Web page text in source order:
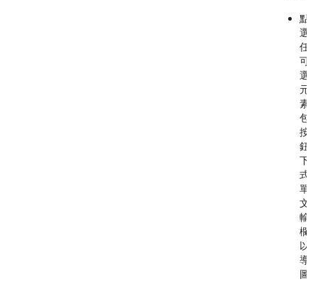
點
選
任
可
選
元
素
包
按
鈕
下
式
單
文
輸
欄
以
導
圖